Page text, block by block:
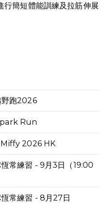
簡短體能訓練及拉筋伸展
野跑2026
Run
2026 HK
常練習 - 9月3日（19:00
常練習 - 8月27日